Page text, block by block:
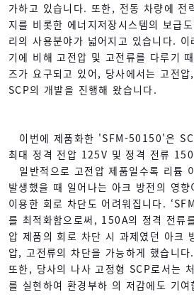
가하고 있습니다. 또한, 전동 차량에 전
지를 비롯한 에너지저장시스템의 보급
리의 사용분야가 넓어지고 있습니다.
기에 비해 고전압 및 고전류를 다루기
즈가 요구되고 있어, 당사에서는 고전
SCP의 개발을 진행해 왔습니다.
이번에 제품화한 'SFM-50150'은
최대 정격 전압 125V 및 정격 전류
일반적으로 고전압 제품일수록 리튬
발생했을 때 일어나는 아크 방전의 영
이용한 회로 차단도 어려워집니다.
를 최적화함으로써, 150A의 정격 전류
압 제품의 회로 차단 시 과제였던 아크
압, 고전류의 차단을 가능하게 했습니다.
또한, 당사의 나사 고정형 SCP로서는
를 실현하여 환경부하 의 저감에도 기여